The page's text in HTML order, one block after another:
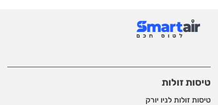
טיסות זולות
טיסות זולות לניו יורק